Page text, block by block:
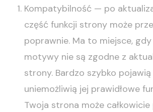
Kompatybilność — po
część funkcji strony może
poprawnie. Ma to miejsce,
motywy nie są zgodne z
strony. Bardzo szybko
uniemożliwią jej prawidłowe
Twoja strona może